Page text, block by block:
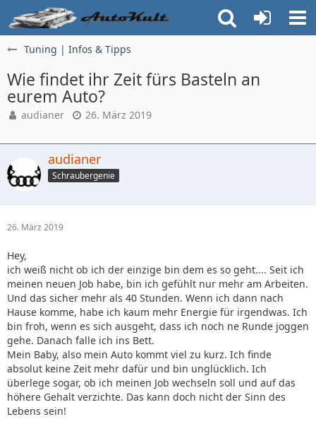
Tuning | Infos & Tipps
Wie findet ihr Zeit fürs Basteln an
eurem Auto?
audianer 26. März 2019
audianer
Schraubergenie
26. März 2019
Hey,
ich weiß nicht ob ich der einzige bin dem es so geht.... Seit ich
meinen neuen Job habe, bin ich gefühlt nur mehr am Arbeiten.
Und das sicher mehr als 40 Stunden. Wenn ich dann nach
Hause komme, habe ich kaum mehr Energie für irgendwas. Ich
bin froh, wenn es sich ausgeht, dass ich noch ne Runde joggen
gehe. Danach falle ich ins Bett.
Mein Baby, also mein Auto kommt viel zu kurz. Ich finde
absolut keine Zeit mehr dafür und bin unglücklich. Ich
überlege sogar, ob ich meinen Job wechseln soll und auf das
höhere Gehalt verzichte. Das kann doch nicht der Sinn des
Lebens sein!